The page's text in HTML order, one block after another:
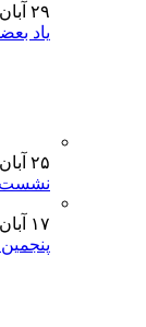
۲۹ آبان, ۱۴۰۴
یاد
۲۵ آبان, ۱۴۰۴
نشست
۱۷ آبان, ۱۴۰۴